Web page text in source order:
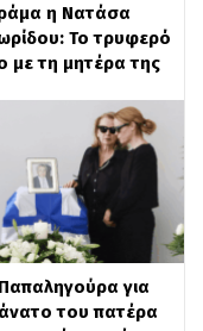
κίνδυνο
η Νατάσα
Το τρυφερό
με τη μητέρα της
για
του πατέρα